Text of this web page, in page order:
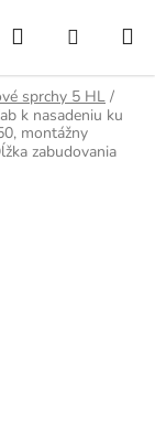
Hľadať
KOŠÍK
sprchy 5 HL /
k nasadeniu ku
montážny
zabudovania